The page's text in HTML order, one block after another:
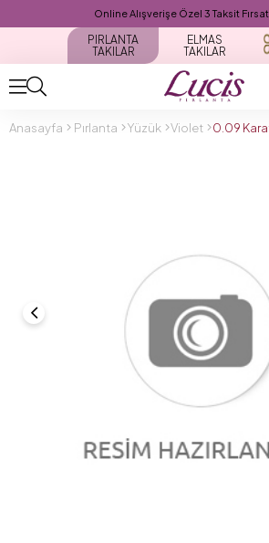
Online Alışverişe Özel 3 Taksit
PIRLANTA
TAKILAR
ELMAS
TAKILAR
Anasayfa Pırlanta Yüzük Violet 0.09